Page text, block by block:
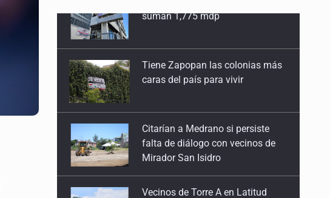
Mirador San Isidro
Vecinos de Torre A en Latitud